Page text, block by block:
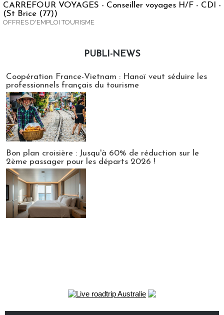
CARREFOUR VOYAGES - Conseiller voyages H/F - CDI -
(St Brice (77))
OFFRES D'EMPLOI TOURISME
PUBLI-NEWS
Coopération France-Vietnam : Hanoï veut séduire les
professionnels français du tourisme
Bon plan croisière : Jusqu'à 60% de réduction sur le
2ème passager pour les départs 2026 !